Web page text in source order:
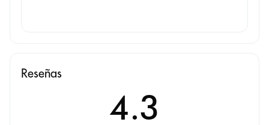
Reseñas
4.3